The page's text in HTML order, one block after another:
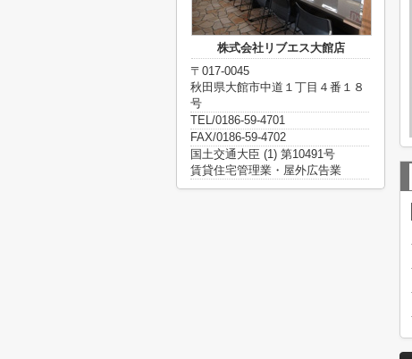
株式会社リブエス大館店
〒017-0045
秋田県大館市中道１丁目４番１８
号
TEL/0186-59-4701
FAX/0186-59-4702
国土交通大臣 (1) 第10491号
賃貸住宅管理業・屋外広告業